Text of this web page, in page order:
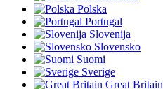
Polska
Portugal
Slovenija
Slovensko
Suomi
Sverige
Great Britain